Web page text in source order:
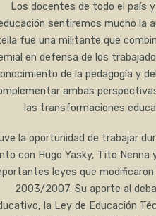
Los docentes de todo el país
sentiremos mucho la
fue una militante que
en defensa de los
de la pedagogía y
ambas
las transformaciones
la oportunidad de trabajar
con Hugo Yasky, Tito Nenna
leyes que
2003/2007. Su aporte al
la Ley de Educación